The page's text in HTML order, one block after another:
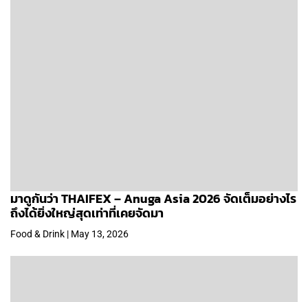
มาดูกันว่า THAIFEX – Anuga Asia 2026 จัดเต็มอย่างไร
ถึงได้ยิ่งใหญ่สุดเท่าที่เคยจัดมา
Food & Drink | May 13, 2026